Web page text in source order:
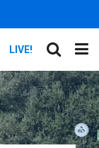
LIVE!